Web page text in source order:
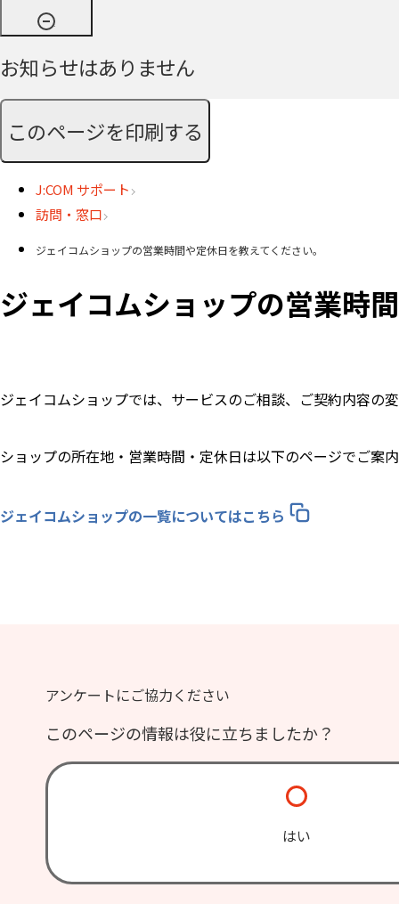
お知らせはありません
このページを印刷する
J:COM サポート
訪問・窓口
ジェイコムショップの営業時間や定休日を教えてください。
ジェイコムショップの営業時
ジェイコムショップでは、サービスのご相談、ご契約内容の
ショップの所在地・営業時間・定休日は以下のページでご案
ジェイコムショップの一覧についてはこちら
アンケートにご協力ください
このページの情報は役に立ちましたか？
はい